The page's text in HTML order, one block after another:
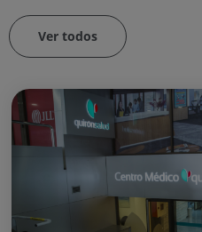
Ver todos